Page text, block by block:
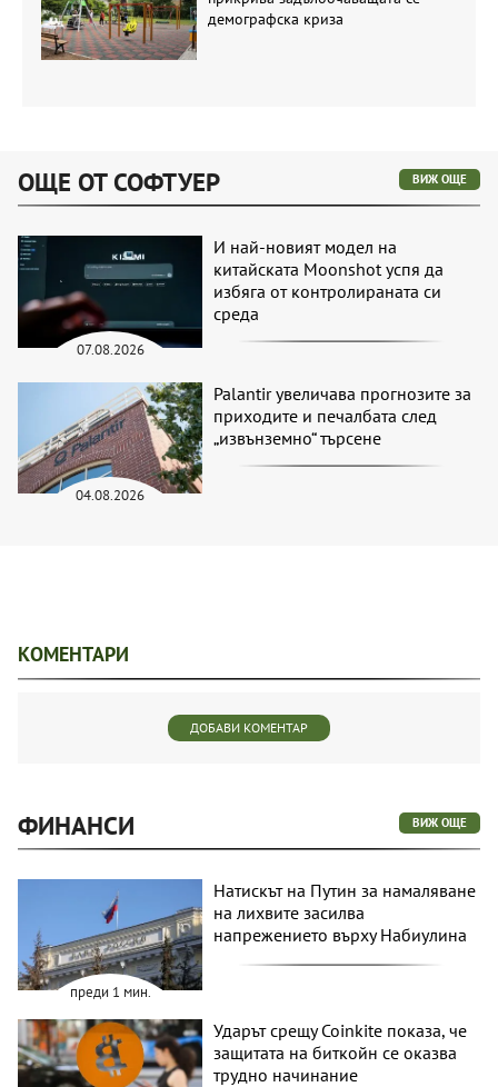
демографска криза
ОЩЕ ОТ СОФТУЕР ВИЖ ОЩЕ
07.08.2026
И най-новият модел на
китайската Moonshot успя да
избяга от контролираната си
среда
04.08.2026
Palantir увеличава прогнозите за
приходите и печалбата след
„извънземно“ търсене
КОМЕНТАРИ
ДОБАВИ КОМЕНТАР
ФИНАНСИ ВИЖ ОЩЕ
преди 1 мин.
Натискът на Путин за намаляване
на лихвите засилва
напрежението върху Набиулина
Ударът срещу Coinkite показа, че
защитата на биткойн се оказва
трудно начинание